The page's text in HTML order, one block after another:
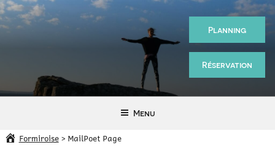
Aller
au
Sport
Santé
Planning
Réservation
Menu
Formiroise> MailPoet Page